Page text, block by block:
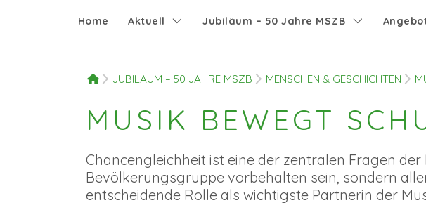
Home Aktuell Jubiläum – 50 Jahre MSZB
HOMEJUBILÄUM – 50 JAHRE MSZB MENSCHEN & GESCHICHTEN
MUSIK BEWEGT
Chancengleichheit ist eine der zentralen Fragen
Bevölkerungsgruppe vorbehalten sein, sondern
entscheidende Rolle als wichtigste Partnerin der